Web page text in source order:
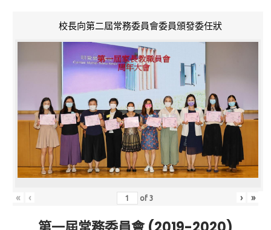
校長向第二屆常務委員會委員頒發委任狀
« ‹ of3 › »